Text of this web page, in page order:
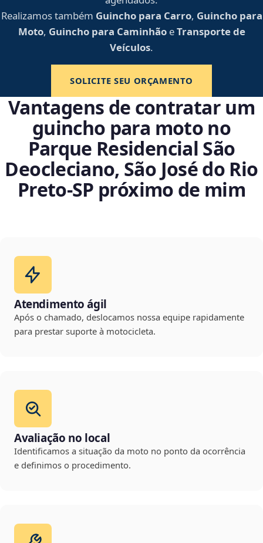
Realizamos também Guincho para Carro, Guincho para
Moto, Guincho para CaminhãoeTransporte de
Veículos.
SOLICITE SEU ORÇAMENTO
Vantagens de contratar um
guincho para moto no
Parque Residencial São
Deocleciano, São José do Rio
Preto‑SP próximo de mim
Atendimento ágil
Após o chamado, deslocamos nossa equipe rapidamente
para prestar suporte à motocicleta.
Avaliação no local
Identificamos a situação da moto no ponto da ocorrência
e definimos o procedimento.